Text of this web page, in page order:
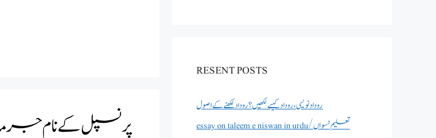
RESENT POSTS
روداد نویسی ،روداد کیسے لکھیں؟ روداد لکھنے کے اصول
essay on taleem e niswan in urdu/تعلیم نسواں